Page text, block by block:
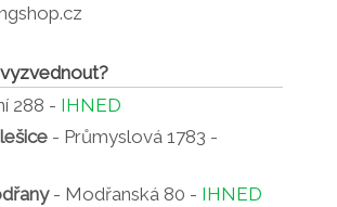
288 - IHNED
- Průmyslová 1783 -
- Modřanská 80 - IHNED